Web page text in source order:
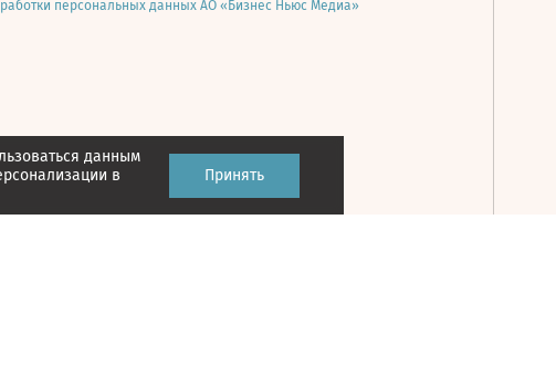
данным
в
Принять
персональных данных АО «Бизнес Ньюс Медиа»